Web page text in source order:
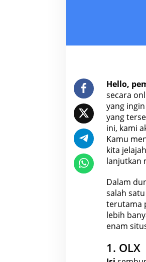
Hello,
secara
yang
yang
ini, kami
Kamu
kita
lanjutkan
Dalam
salah
terutama
lebih
enam
1. OLX